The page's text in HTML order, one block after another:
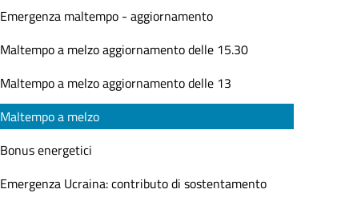
Emergenza maltempo - aggiornamento
Maltempo a melzo aggiornamento delle 15.30
Maltempo a melzo aggiornamento delle 13
Maltempo a melzo
Bonus energetici
Emergenza Ucraina: contributo di sostentamento